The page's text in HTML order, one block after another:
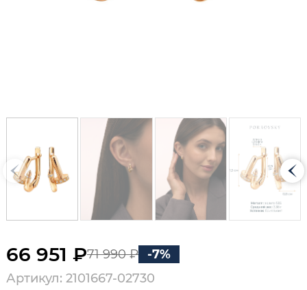
66 951 ₽71 990 ₽
-7%
Артикул: 2101667-02730